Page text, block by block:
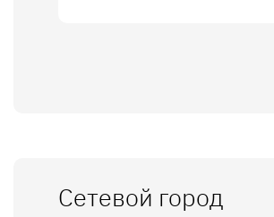
Сетевой город